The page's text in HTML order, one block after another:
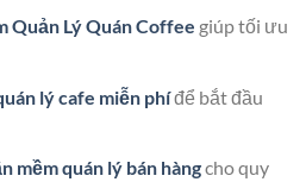
Quản Lý Quán Coffee giúp tối ưu
lý cafe miễn phíđể bắt đầu
mềm quán lý bán hàngcho quy